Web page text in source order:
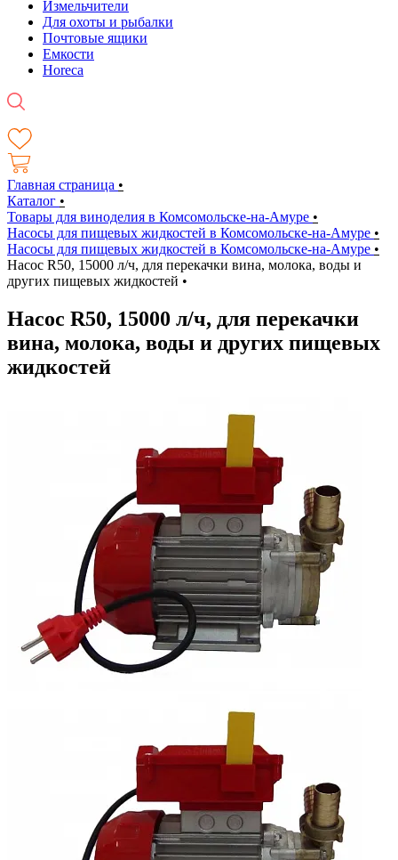
Измельчители
Для охоты и рыбалки
Почтовые ящики
Емкости
Horeca
Главная страница •
Каталог •
Товары для виноделия в Комсомольске-на-Амуре •
Насосы для пищевых жидкостей в Комсомольске-на-Амуре •
Насосы для пищевых жидкостей в Комсомольске-на-Амуре •
Насос R50, 15000 л/ч, для перекачки вина, молока, воды и
других пищевых жидкостей •
Насос R50, 15000 л/ч, для перекачки
вина, молока, воды и других пищевых
жидкостей